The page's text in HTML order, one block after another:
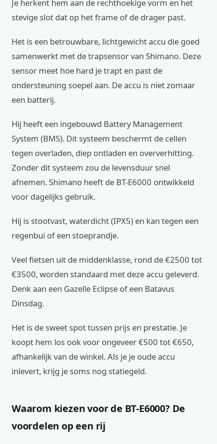
Je herkent hem aan de rechthoekige vorm en het
stevige slot dat op het frame of de drager past.
Het is een betrouwbare, lichtgewicht accu die goed
samenwerkt met de trapsensor van Shimano. Deze
sensor meet hoe hard je trapt en past de
ondersteuning soepel aan. De accu is niet zomaar
een batterij.
Hij heeft een ingebouwd Battery Management
System (BMS). Dit systeem beschermt de cellen
tegen overladen, diep ontladen en oververhitting.
Zonder dit systeem zou de levensduur snel
afnemen. Shimano heeft de BT-E6000 ontwikkeld
voor dagelijks gebruik.
Hij is stootvast, waterdicht (IPX5) en kan tegen een
regenbui of een stoeprandje.
Veel fietsen uit de middenklasse, rond de €2500 tot
€3500, worden standaard met deze accu geleverd.
Denk aan een Gazelle Eclipse of een Batavus
Dinsdag.
Het is de sweet spot tussen prijs en prestatie. Je
koopt hem los ook voor ongeveer €500 tot €650,
afhankelijk van de winkel. Als je je oude accu
inlevert, krijg je soms nog statiegeld.
Waarom kiezen voor de BT-E6000? De
voordelen op een rij